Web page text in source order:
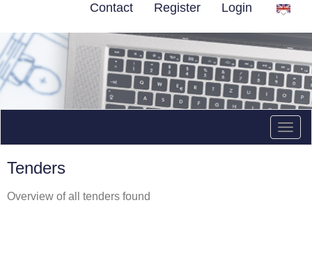
Contact Register Login
Tenders
Overview of all tenders found